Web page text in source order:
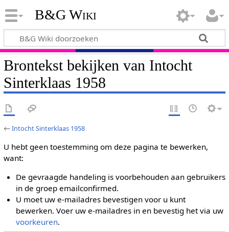
B&G Wiki
Brontekst bekijken van Intocht
Sinterklaas 1958
←Intocht Sinterklaas 1958
U hebt geen toestemming om deze pagina te bewerken,
want:
De gevraagde handeling is voorbehouden aan gebruikers
in de groep emailconfirmed.
U moet uw e-mailadres bevestigen voor u kunt
bewerken. Voer uw e-mailadres in en bevestig het via uw
voorkeuren.